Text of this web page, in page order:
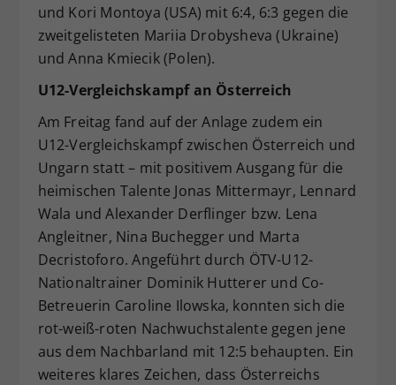
und Kori Montoya (USA) mit 6:4, 6:3 gegen die
zweitgelisteten Mariia Drobysheva (Ukraine)
und Anna Kmiecik (Polen).
U12-Vergleichskampf an Österreich
Am Freitag fand auf der Anlage zudem ein
U12-Vergleichskampf zwischen Österreich und
Ungarn statt – mit positivem Ausgang für die
heimischen Talente Jonas Mittermayr, Lennard
Wala und Alexander Derflinger bzw. Lena
Angleitner, Nina Buchegger und Marta
Decristoforo. Angeführt durch ÖTV-U12-
Nationaltrainer Dominik Hutterer und Co-
Betreuerin Caroline Ilowska, konnten sich die
rot-weiß-roten Nachwuchstalente gegen jene
aus dem Nachbarland mit 12:5 behaupten. Ein
weiteres klares Zeichen, dass Österreichs